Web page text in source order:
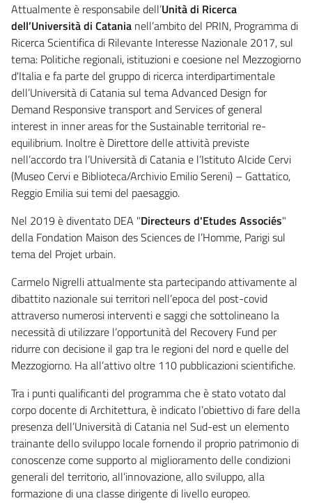
Attualmente è responsabile dell’Unità di Ricerca
dell’Università di Catania nell’ambito del PRIN, Programma di
Ricerca Scientifica di Rilevante Interesse Nazionale 2017, sul
tema: Politiche regionali, istituzioni e coesione nel Mezzogiorno
d'Italia e fa parte del gruppo di ricerca interdipartimentale
dell’Università di Catania sul tema Advanced Design for
Demand Responsive transport and Services of general
interest in inner areas for the Sustainable territorial re-
equilibrium. Inoltre è Direttore delle attività previste
nell’accordo tra l’Università di Catania e l’Istituto Alcide Cervi
(Museo Cervi e Biblioteca/Archivio Emilio Sereni) – Gattatico,
Reggio Emilia sui temi del paesaggio.
Nel 2019 è diventato DEA "Directeurs d'Etudes Associés"
della Fondation Maison des Sciences de l’Homme, Parigi sul
tema del Projet urbain.
Carmelo Nigrelli attualmente sta partecipando attivamente al
dibattito nazionale sui territori nell’epoca del post-covid
attraverso numerosi interventi e saggi che sottolineano la
necessità di utilizzare l’opportunità del Recovery Fund per
ridurre con decisione il gap tra le regioni del nord e quelle del
Mezzogiorno. Ha all’attivo oltre 110 pubblicazioni scientifiche.
Tra i punti qualificanti del programma che è stato votato dal
corpo docente di Architettura, è indicato l’obiettivo di fare della
presenza dell’Università di Catania nel Sud-est un elemento
trainante dello sviluppo locale fornendo il proprio patrimonio di
conoscenze come supporto al miglioramento delle condizioni
generali del territorio, all’innovazione, allo sviluppo, alla
formazione di una classe dirigente di livello europeo.